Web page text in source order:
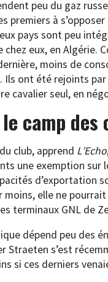
peu du gaz
premiers à
pays sont peu
eux, en Algérie.
moins de
Ils ont été rejoints
cavalier seul, en
camp des
club, apprend L’Echo
une exemption
d’exportation
moins, elle ne
terminaux GNL de
dépend peu des
Straeten s’est
si ces derniers